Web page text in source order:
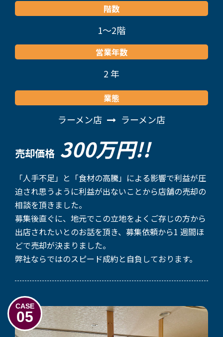
階数
1～2階
営業年数
2 年
業態
ラーメン店 ラーメン店
売却価格 300万円!!
「人手不足」と「食材の高騰」による影響で利益が圧
迫され思うように利益が出ないことから店舗の売却の
相談を頂きました。
募集後直ぐに、地元でこの立地をよくご存じの方から
出店されたいとのお話を頂き、募集依頼から1 週間ほ
どで売却が決まりました。
弊社ならではのスピード成約と自負しております。
CASE
05